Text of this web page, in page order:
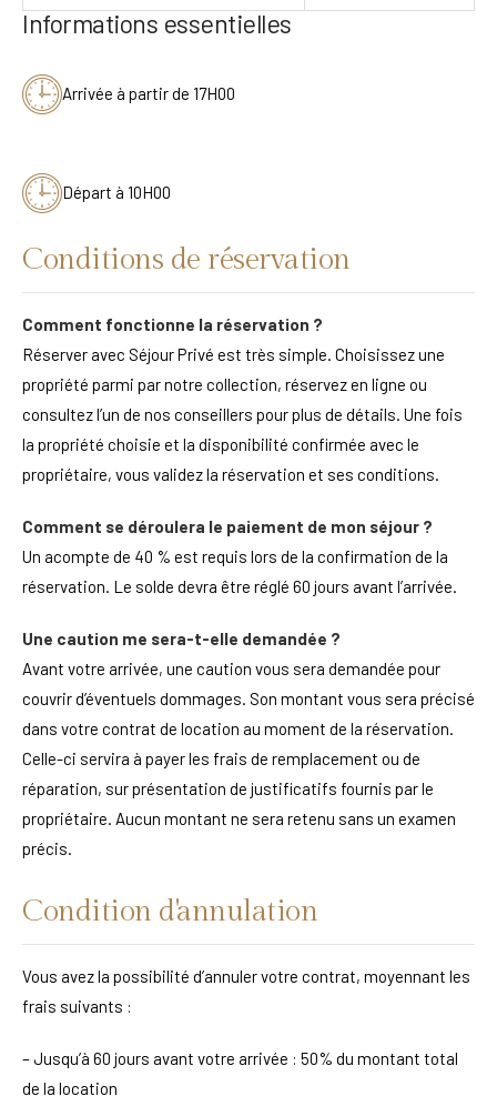
Informations essentielles
Arrivée à partir de 17H00
Départ à 10H00
Conditions de réservation
Comment fonctionne la réservation ?
Réserver avec Séjour Privé est très simple. Choisissez une
propriété parmi par notre collection, réservez en ligne ou
consultez l’un de nos conseillers pour plus de détails. Une fois
la propriété choisie et la disponibilité confirmée avec le
propriétaire, vous validez la réservation et ses conditions.
Comment se déroulera le paiement de mon séjour ?
Un acompte de 40 % est requis lors de la confirmation de la
réservation. Le solde devra être réglé 60 jours avant l’arrivée.
Une caution me sera-t-elle demandée ?
Avant votre arrivée, une caution vous sera demandée pour
couvrir d’éventuels dommages. Son montant vous sera précisé
dans votre contrat de location au moment de la réservation.
Celle-ci servira à payer les frais de remplacement ou de
réparation, sur présentation de justificatifs fournis par le
propriétaire. Aucun montant ne sera retenu sans un examen
précis.
Condition d'annulation
Vous avez la possibilité d’annuler votre contrat, moyennant les
frais suivants :
– Jusqu’à 60 jours avant votre arrivée : 50% du montant total
de la location